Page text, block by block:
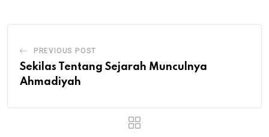
PREVIOUS POST
Sekilas Tentang Sejarah Munculnya
Ahmadiyah